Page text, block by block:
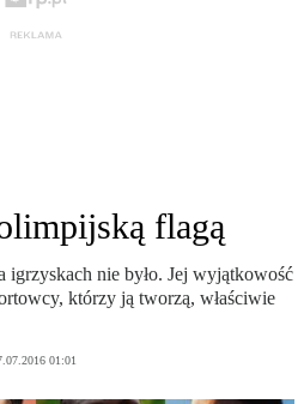
flagą
igrzyskach nie było. Jej wyjątkowość
którzy ją tworzą, właściwie
01:01